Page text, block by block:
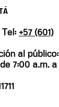
+57 (601)
al público:
7:00 a.m. a